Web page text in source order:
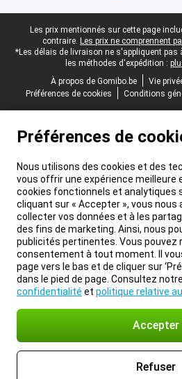
Pied-de-page légal
Les prix mentionnés sur cette page
contraire. Les prix ne comprennent
*Les délais de livraison ne s'appliquent
les méthodes d'expédition :
À propos de Gomibo.be
Vie
Préférences de cookies
Conditions
Préférences de
Nous utilisons des cookies et des
vous offrir une expérience meilleure
cookies fonctionnels et analytiques
cliquant sur « Accepter », vous nous
collecter vos données et à les
des fins de marketing. Ainsi, nous
publicités pertinentes. Vous pouvez
consentement à tout moment. Il
page vers le bas et de cliquer sur
dans le pied de page. Consultez notre
confidentialité et politique relative
Accepter
Refuser